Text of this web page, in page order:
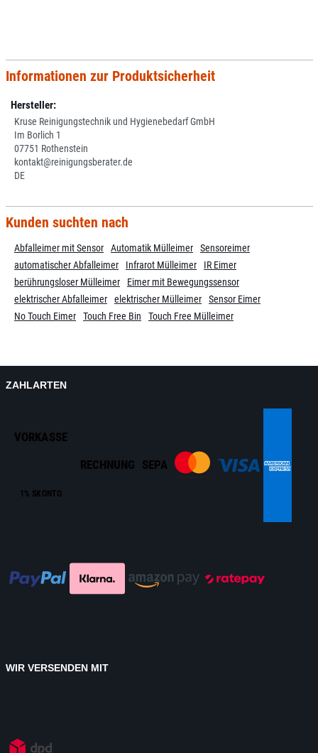
Informationen zur Produktsicherheit
Hersteller:
Kruse Reinigungstechnik und Hygienebedarf GmbH
Im Borlich 1
07751 Rothenstein
kontakt@reinigungsberater.de
DE
Kunden suchten nach
Abfalleimer mit Sensor Automatik Mülleimer
Sensoreimer
automatischer Abfalleimer
Infrarot Mülleimer
IR Eimer
berührungsloser Mülleimer
Eimer mit Bewegungssensor
elektrischer Abfalleimer
elektrischer Mülleimer
Sensor Eimer
No Touch Eimer
Touch Free Bin Touch Free Mülleimer
ZAHLARTEN
VORKASSE
1% SKONTO
RECHNUNG SEPA
WIR VERSENDEN MIT